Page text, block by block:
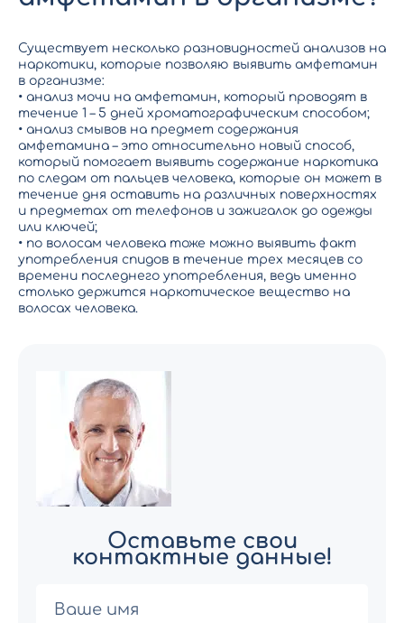
Существует несколько разновидностей анализов на
наркотики, которые позволяю выявить амфетамин
в организме:
• анализ мочи на амфетамин, который проводят в
течение 1 – 5 дней хроматографическим способом;
• анализ смывов на предмет содержания
амфетамина – это относительно новый способ,
который помогает выявить содержание наркотика
по следам от пальцев человека, которые он может в
течение дня оставить на различных поверхностях
и предметах от телефонов и зажигалок до одежды
или ключей;
• по волосам человека тоже можно выявить факт
употребления спидов в течение трех месяцев со
времени последнего употребления, ведь именно
столько держится наркотическое вещество на
волосах человека.
Оставьте свои
контактные данные!